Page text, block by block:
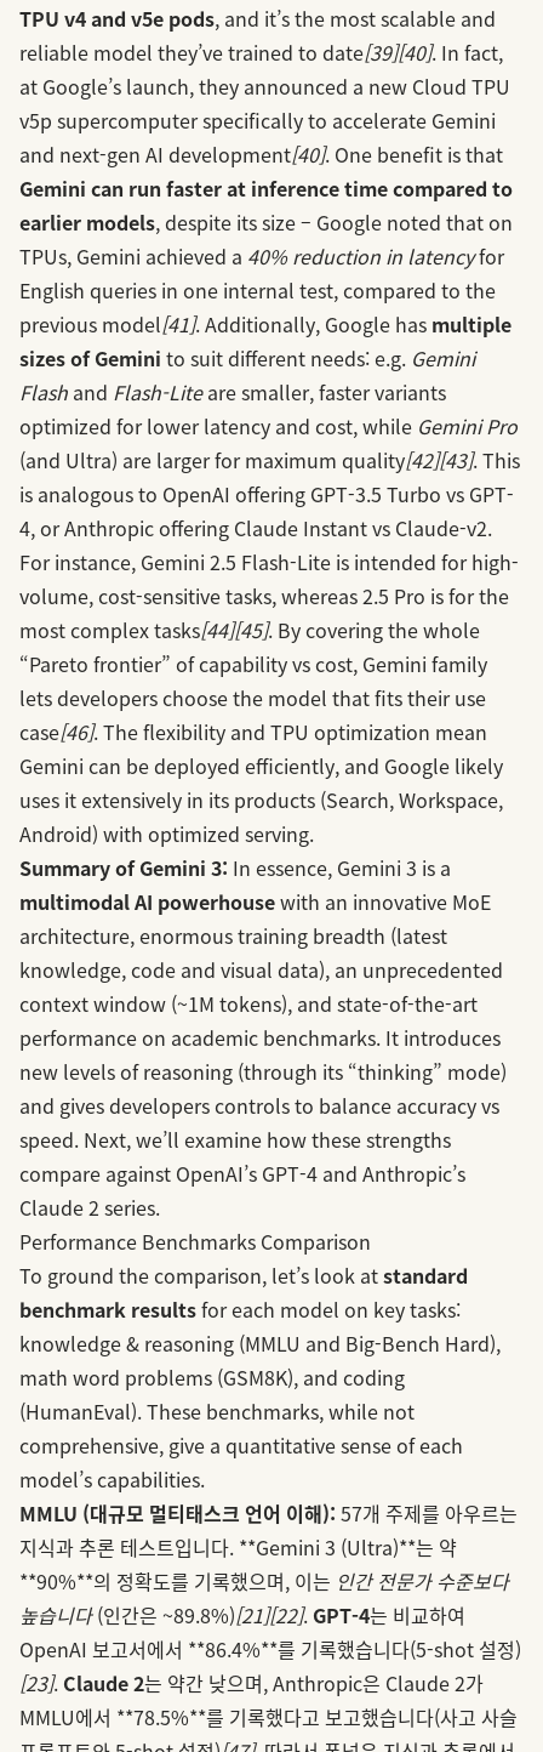
TPU v4 and v5e pods, and it’s the most scalable and
reliable model they’ve trained to date[39][40]. In fact,
at Google’s launch, they announced a new Cloud TPU
v5p supercomputer specifically to accelerate Gemini
and next-gen AI development[40]. One benefit is that
Gemini can run faster at inference time compared to
earlier models, despite its size – Google noted that on
TPUs, Gemini achieved a 40% reduction in latencyfor
English queries in one internal test, compared to the
previous model[41]. Additionally, Google has multiple
sizes of Gemini to suit different needs: e.g. Gemini
Flash and Flash-Liteare smaller, faster variants
optimized for lower latency and cost, while Gemini Pro
(and Ultra) are larger for maximum quality[42][43]. This
is analogous to OpenAI offering GPT-3.5 Turbo vs GPT-
4, or Anthropic offering Claude Instant vs Claude-v2.
For instance, Gemini 2.5 Flash-Lite is intended for high-
volume, cost-sensitive tasks, whereas 2.5 Pro is for the
most complex tasks[44][45]. By covering the whole
“Pareto frontier” of capability vs cost, Gemini family
lets developers choose the model that fits their use
case[46]. The flexibility and TPU optimization mean
Gemini can be deployed efficiently, and Google likely
uses it extensively in its products (Search, Workspace,
Android) with optimized serving.
Summary of Gemini 3: In essence, Gemini 3 is a
multimodal AI powerhousewith an innovative MoE
architecture, enormous training breadth (latest
knowledge, code and visual data), an unprecedented
context window (~1M tokens), and state-of-the-art
performance on academic benchmarks. It introduces
new levels of reasoning (through its “thinking” mode)
and gives developers controls to balance accuracy vs
speed. Next, we’ll examine how these strengths
compare against OpenAI’s GPT‑4 and Anthropic’s
Claude 2 series.
Performance Benchmarks Comparison
To ground the comparison, let’s look atstandard
benchmark resultsfor each model on key tasks:
knowledge & reasoning (MMLU and Big-Bench Hard),
math word problems (GSM8K), and coding
(HumanEval). These benchmarks, while not
comprehensive, give a quantitative sense of each
model’s capabilities.
MMLU (대규모 멀티태스크 언어 이해): 57개 주제를 아우르는
지식과 추론 테스트입니다. **Gemini 3 (Ultra)**는 약
**90%**의 정확도를 기록했으며, 이는 인간 전문가 수준보다
높습니다(인간은 ~89.8%)[21][22]. GPT‑4는 비교하여
OpenAI 보고서에서 **86.4%**를 기록했습니다(5-shot 설정)
[23]. Claude 2는 약간 낮으며, Anthropic은 Claude 2가
MMLU에서 **78.5%**를 기록했다고 보고했습니다(사고 사슬